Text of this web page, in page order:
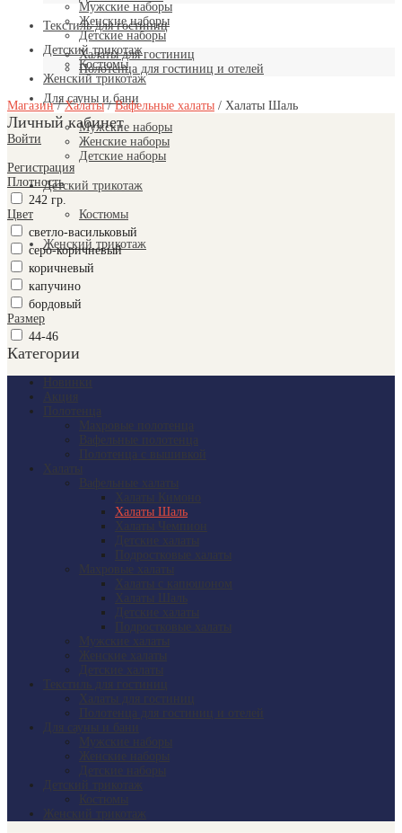
Текстиль для гостиниц
Халаты для гостиниц
Полотенца для гостиниц и отелей
Для сауны и бани
Мужские наборы
Женские наборы
Детские наборы
Детский трикотаж
Костюмы
Женский трикотаж
Мужские наборы
Женские наборы
Детские наборы
Детский трикотаж
Костюмы
Женский трикотаж
Магазин/Халаты/Вафельные халаты / Халаты Шаль
Личный кабинет
Войти
Регистрация
Плотность
242 гр.
Цвет
светло-васильковый
серо-коричневый
коричневый
капучино
бордовый
Размер
44-46
Категории
Новинки
Акция
Полотенца
Махровые полотенца
Вафельные полотенца
Полотенца с вышивкой
Халаты
Вафельные халаты
Халаты Кимоно
Халаты Шаль
Халаты Чемпион
Детские халаты
Подростковые халаты
Махровые халаты
Халаты с капюшоном
Халаты Шаль
Детские халаты
Подростковые халаты
Мужские халаты
Женские халаты
Детские халаты
Текстиль для гостиниц
Халаты для гостиниц
Полотенца для гостиниц и отелей
Для сауны и бани
Мужские наборы
Женские наборы
Детские наборы
Детский трикотаж
Костюмы
Женский трикотаж